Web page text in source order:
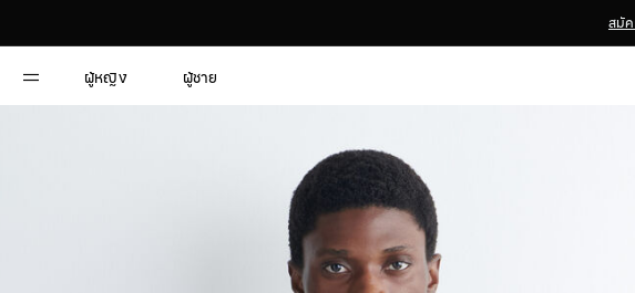
สมั
ผู้หญิง ผู้ชาย